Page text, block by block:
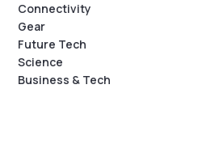
Connectivity
Gear
Future Tech
Science
Business & Tech